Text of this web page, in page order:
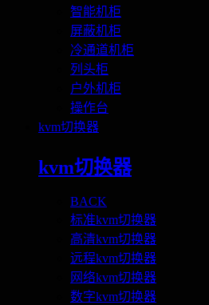
智能机柜
屏蔽机柜
冷通道机柜
列头柜
户外机柜
操作台
kvm切换器
kvm切换器
BACK
标准kvm切换器
高清kvm切换器
远程kvm切换器
网络kvm切换器
数字kvm切换器